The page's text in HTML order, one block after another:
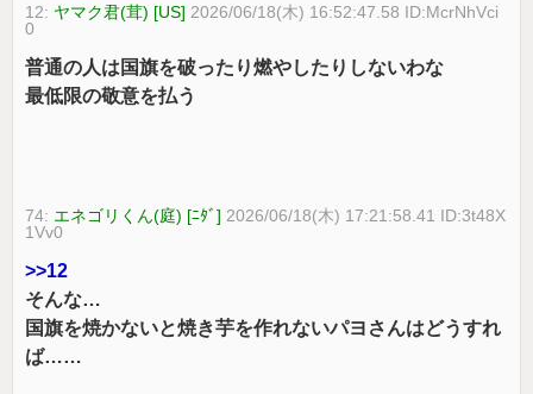
12: ヤマク君(茸) [US] 2026/06/18(木) 16:52:47.58 ID:McrNhVci
0
普通の人は国旗を破ったり燃やしたりしないわな
最低限の敬意を払う
74: エネゴリくん(庭) [ﾆﾀﾞ] 2026/06/18(木) 17:21:58.41 ID:3t48X
1Vv0
>>12
そんな…
国旗を焼かないと焼き芋を作れないパヨさんはどうすれ
ば……